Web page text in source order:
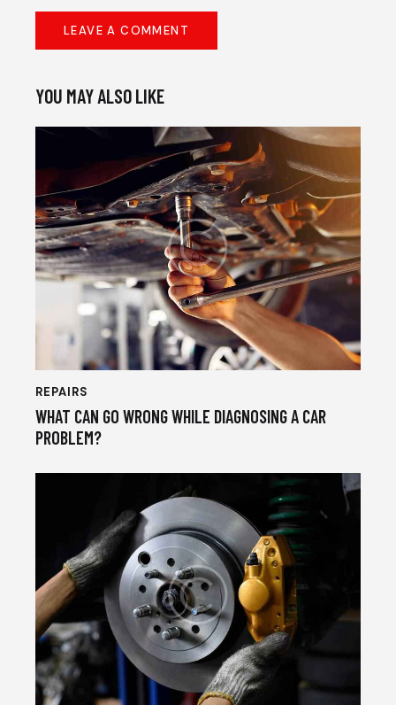
YOU MAY ALSO LIKE
REPAIRS
WHAT CAN GO WRONG WHILE DIAGNOSING A CAR
PROBLEM?